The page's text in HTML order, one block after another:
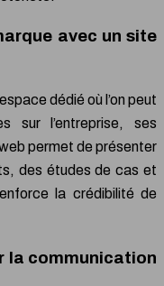
avec un site
dédié où l’on peut
sur l’entreprise, ses
permet de présenter
des études de cas et
la crédibilité de
la communication